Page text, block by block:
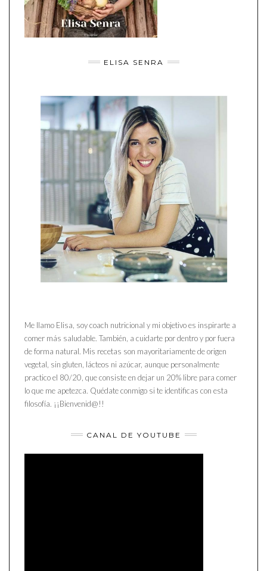
ELISA SENRA
Me llamo Elisa, soy coach nutricional y mi objetivo es inspirarte a
comer más saludable. También, a cuidarte por dentro y por fuera
de forma natural. Mis recetas son mayoritariamente de origen
vegetal, sin gluten, lácteos ni azúcar, aunque personalmente
practico el 80/20, que consiste en dejar un 20% libre para comer
lo que me apetezca. Quédate conmigo si te identificas con esta
filosofía. ¡¡Bienvenid@!!
CANAL DE YOUTUBE